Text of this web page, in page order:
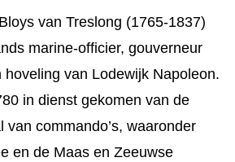
van Treslong (1765-1837)
marine-officier, gouverneur
hoveling van Lodewijk Napoleon.
in dienst gekomen van de
van commando’s, waaronder
en de Maas en Zeeuwse